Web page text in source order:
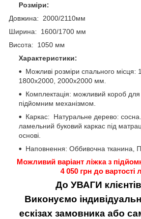
Розміри:
Довжина: 2000/2110мм
Ширина: 1600/1700 мм
Висота: 1050 мм
Характеристики:
Можливі розміри спального місця:
1800х2000, 2000х2000 мм.
Комплектація: можливий короб
підйомним механізмом.
Каркас: Натуральне дерево:
ламельний буковий каркас під
основі.
Наповнення: Оббивочна тканина,
Можливий варіант ліжка з
4 050 грн до вартості
До УВАГИ
Виконуємо
ескізах замовника або